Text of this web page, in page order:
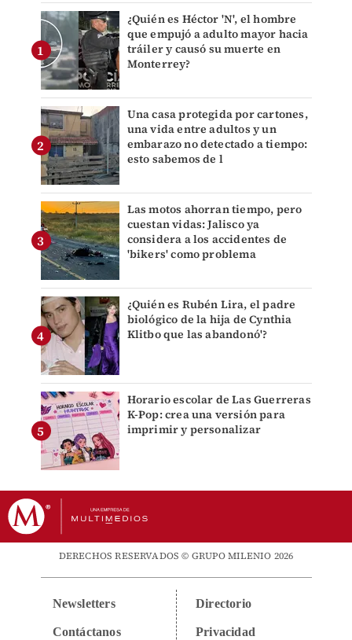
¿Quién es Héctor 'N', el hombre
que empujó a adulto mayor hacia
tráiler y causó su muerte en
Monterrey?
Una casa protegida por cartones,
una vida entre adultos y un
embarazo no detectado a tiempo:
esto sabemos de l
Las motos ahorran tiempo, pero
cuestan vidas: Jalisco ya
considera a los accidentes de
'bikers' como problema
¿Quién es Rubén Lira, el padre
biológico de la hija de Cynthia
Klitbo que las abandonó'?
Horario escolar de Las Guerreras
K-Pop: crea una versión para
imprimir y personalizar
DERECHOS RESERVADOS © GRUPO MILENIO 2026
Newsletters
Contáctanos
Directorio
Privacidad